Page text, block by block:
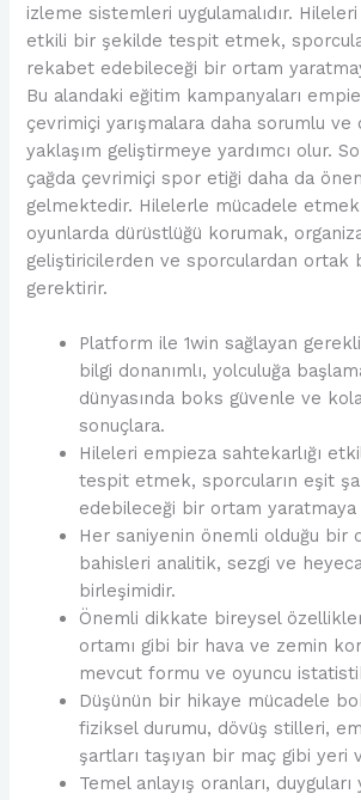
izleme sistemleri uygulamalıdır. Hileleri
etkili bir şekilde tespit etmek,
rekabet edebileceği bir ortam
Bu alandaki eğitim kampanyaları
çevrimiçi yarışmalara daha sorumlu ve
yaklaşım geliştirmeye yardımcı olur.
çağda çevrimiçi spor etiği daha da
gelmektedir. Hilelerle mücadele
oyunlarda dürüstlüğü korumak,
geliştiricilerden ve sporculardan ortak
gerektirir.
Platform ile 1win sağlayan
bilgi donanımlı, yolculuğa
dünyasında boks güvenle ve
sonuçlara.
Hileleri empieza sahtekarlığı
tespit etmek, sporcuların eşit
edebileceği bir ortam yaratmaya
Her saniyenin önemli olduğu bir
bahisleri analitik, sezgi ve
birleşimidir.
Önemli dikkate bireysel
ortamı gibi bir hava ve zemin
mevcut formu ve oyuncu
Düşünün bir hikaye mücadele
fiziksel durumu, dövüş stilleri,
şartları taşıyan bir maç gibi yeri
Temel anlayış oranları,